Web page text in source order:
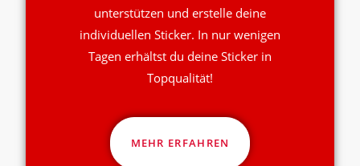
unterstützen und erstelle deine
individuellen Sticker. In nur wenigen
Tagen erhältst du deine Sticker in
Topqualität!
MEHR ERFAHREN